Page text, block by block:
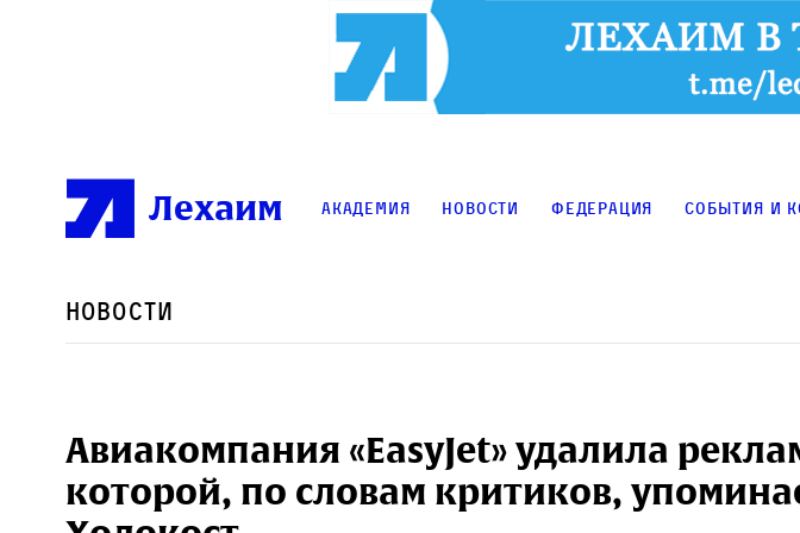
Лехаим Академия Новости Федерация События и
Новости
Авиакомпания «EasyJet» удалила
которой, по словам критиков,